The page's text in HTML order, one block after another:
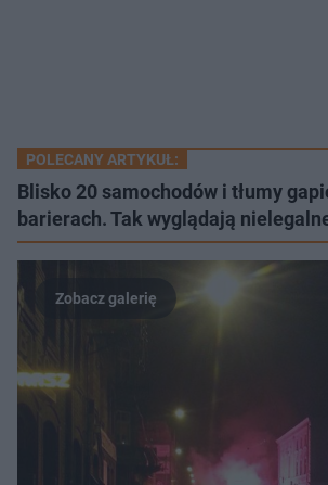
POLECANY ARTYKUŁ:
Blisko 20 samochodów i tłumy
barierach. Tak wyglądają